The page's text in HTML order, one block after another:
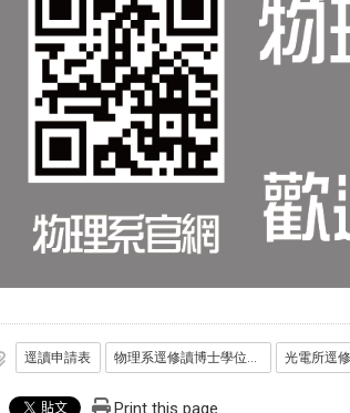
逕讀申請表 物理系逕修讀博士學位作業規定_1031113.pdf
Print this page